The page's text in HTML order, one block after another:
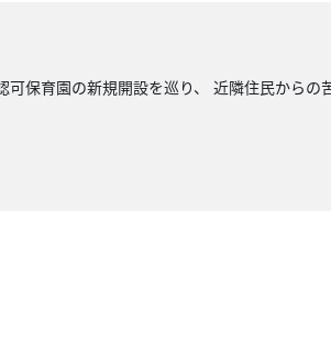
保育園の新規開設を巡り、 近隣住民からの